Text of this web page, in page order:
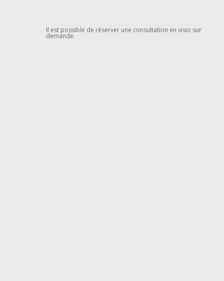
Il est possible de réserver une consultation en visio sur
demande.